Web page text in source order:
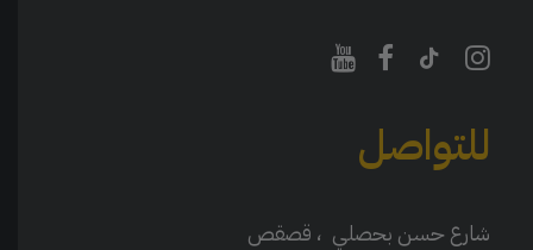
للتواصل
شارع حسن بحصلي ، قصقص